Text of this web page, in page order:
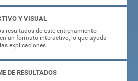
Y VISUAL
resultados de este entrenamiento
un formato interactivo, lo que ayuda
explicaciones.
DE RESULTADOS